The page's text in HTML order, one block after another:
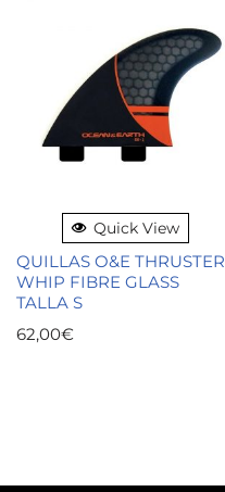
Quick View
QUILLAS O&E THRUSTER
WHIP FIBRE GLASS
TALLA S
62,00€